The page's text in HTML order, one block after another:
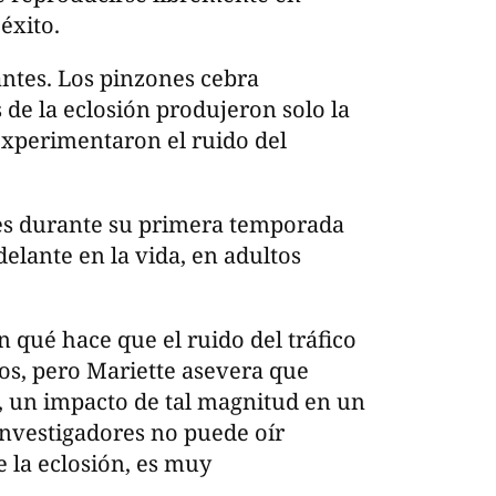
Los pinzones cebra
la eclosión produjeron solo la
el ruido del
durante su primera temporada
en la vida, en adultos
qué hace que el ruido del tráfico
pero Mariette asevera que
un impacto de tal magnitud en un
no puede oír
la eclosión, es muy